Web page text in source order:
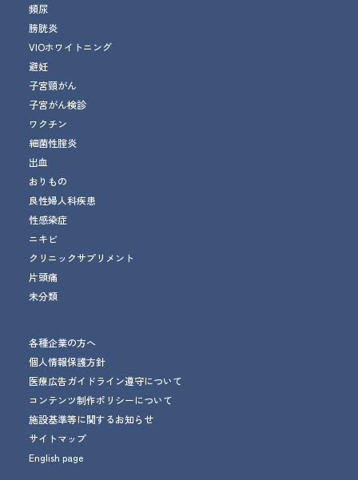
頻尿
膀胱炎
VIOホワイトニング
避妊
子宮頸がん
子宮がん検診
ワクチン
細菌性腟炎
出血
おりもの
良性婦人科疾患
性感染症
ニキビ
クリニックサプリメント
片頭痛
未分類
各種企業の方へ
個人情報保護方針
医療広告ガイドライン遵守について
コンテンツ制作ポリシーについて
施設基準等に関するお知らせ
サイトマップ
English page